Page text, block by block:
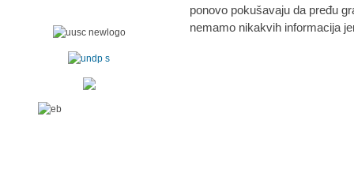
ponovo pokušavaju da pređu
nemamo nikakvih informacija